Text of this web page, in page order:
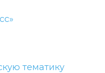
тематику